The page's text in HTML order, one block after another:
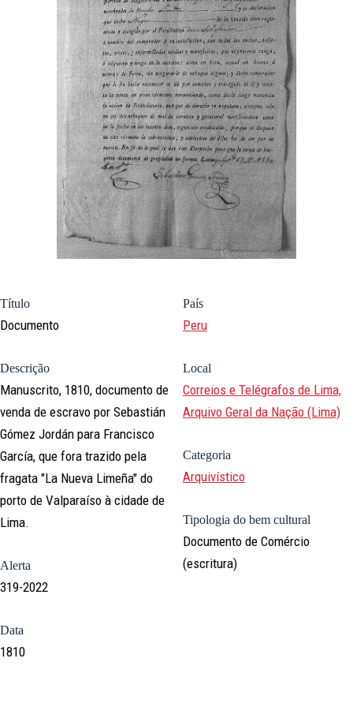
Título
Documento
Descrição
Manuscrito, 1810, documento de
venda de escravo por Sebastián
Gómez Jordán para Francisco
García, que fora trazido pela
fragata "La Nueva Limeña" do
porto de Valparaíso à cidade de
Lima.
Alerta
319-2022
Data
1810
País
Peru
Local
Correios e Telégrafos de Lima,
Arquivo Geral da Nação (Lima)
Categoria
Arquivístico
Tipologia do bem cultural
Documento de Comércio
(escritura)